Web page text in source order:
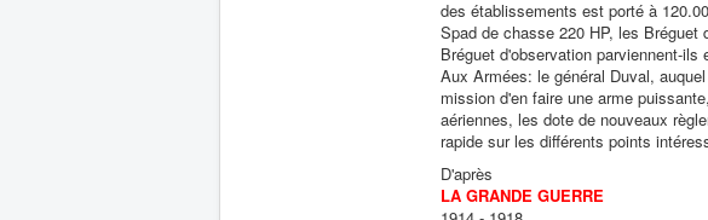
des établissements est porté à
Spad de chasse 220 HP, les
Bréguet d'observation parviennent-
Aux Armées: le général Duval,
mission d'en faire une arme
aériennes, les dote de nouveaux
rapide sur les différents points
D'après
LA GRANDE GUERRE